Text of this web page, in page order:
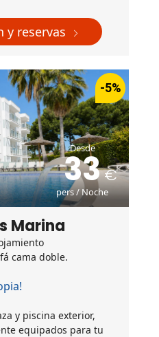
y reservas
-5%
Desde
33
pers / Noche
Marina
cama doble.
y piscina exterior,
equipados para tu